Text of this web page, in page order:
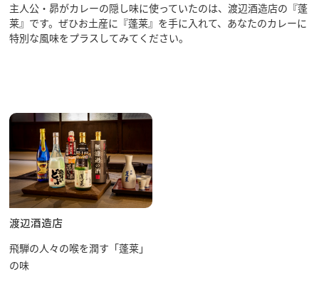
主人公・昴がカレーの隠し味に使っていたのは、渡辺酒造店の『蓬
莱』です。ぜひお土産に『蓬莱』を手に入れて、あなたのカレーに
特別な風味をプラスしてみてください。
渡辺酒造店
飛騨の人々の喉を潤す「蓬莱」
の味